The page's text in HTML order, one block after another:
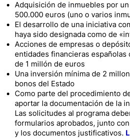
Adquisición de inmuebles por
500.000 euros (uno o varios
El desarrollo de una iniciativa
haya sido designada como de
Acciones de empresas o
entidades financieras españolas
de 1 millón de euros
Una inversión mínima de 2
bonos del Estado
Como parte del procedimiento
aportar la documentación de la
Las solicitudes al programa
formularios aprobados, junto
y los documentos justificativos.